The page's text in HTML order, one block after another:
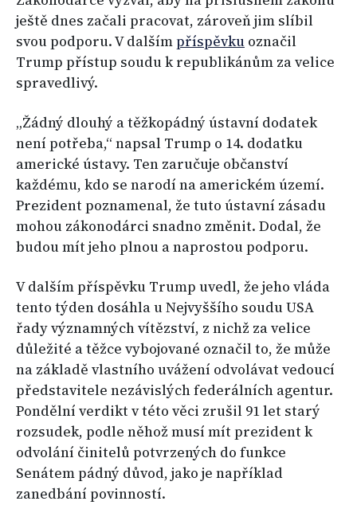
ještě dnes začali pracovat, zároveň jim slíbil
svou podporu. V dalšímpříspěvku označil
Trump přístup soudu k republikánům za velice
spravedlivý.
„Žádný dlouhý a těžkopádný ústavní dodatek
není potřeba,“ napsal Trump o 14. dodatku
americké ústavy. Ten zaručuje občanství
každému, kdo se narodí na americkém území.
Prezident poznamenal, že tuto ústavní zásadu
mohou zákonodárci snadno změnit. Dodal, že
budou mít jeho plnou a naprostou podporu.
V dalším příspěvku Trump uvedl, že jeho vláda
tento týden dosáhla u Nejvyššího soudu USA
řady významných vítězství, z nichž za velice
důležité a těžce vybojované označil to, že může
na základě vlastního uvážení odvolávat vedoucí
představitele nezávislých federálních agentur.
Pondělní verdikt v této věci zrušil 91 let starý
rozsudek, podle něhož musí mít prezident k
odvolání činitelů potvrzených do funkce
Senátem pádný důvod, jako je například
zanedbání povinností.